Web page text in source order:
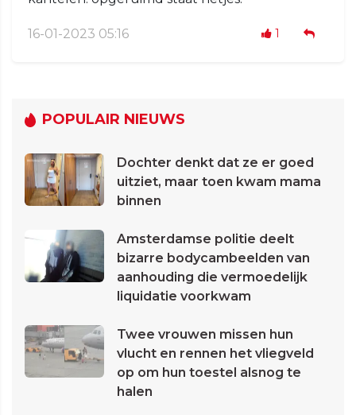
16-01-2023 05:16 1
POPULAIR NIEUWS
Dochter denkt dat ze er goed
uitziet, maar toen kwam mama
binnen
Amsterdamse politie deelt
bizarre bodycambeelden van
aanhouding die vermoedelijk
liquidatie voorkwam
Twee vrouwen missen hun
vlucht en rennen het vliegveld
op om hun toestel alsnog te
halen